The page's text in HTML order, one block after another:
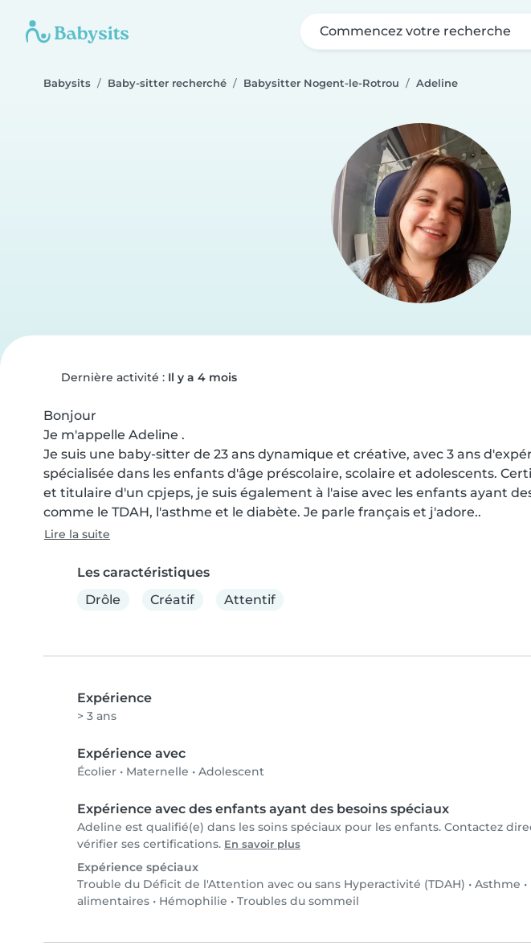
Commencez votre recherche
Babysits Baby-sitter recherché Babysitter Nogent-le-Rotrou Adeline
Dernière activité : Il y a 4 mois
Bonjour
Je m'appelle Adeline .
Je suis une baby-sitter de 23 ans dynamique et créative, avec 3 ans
spécialisée dans les enfants d'âge préscolaire, scolaire et adolescents.
et titulaire d'un cpjeps, je suis également à l'aise avec les enfants ayant
comme le TDAH, l'asthme et le diabète. Je parle français et j'adore..
Lire la suite
Les caractéristiques
Drôle
Créatif Attentif
Expérience
> 3 ans
Expérience avec
Écolier • Maternelle • Adolescent
Expérience avec des enfants ayant des besoins spéciaux
Adeline est qualifié(e) dans les soins spéciaux pour les enfants. Contactez
vérifier ses certifications. En savoir plus
Expérience spéciaux
Trouble du Déficit de l'Attention avec ou sans Hyperactivité (TDAH) • Asthme •
alimentaires • Hémophilie • Troubles du sommeil